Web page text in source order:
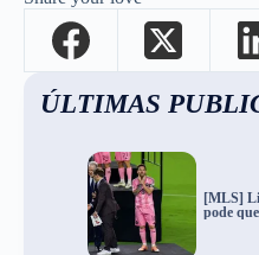
ÚLTIMAS
[MLS]
pode